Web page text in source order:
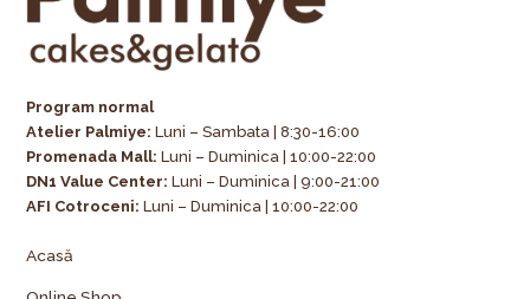
Program normal
Atelier Palmiye: Luni – Sambata | 8:30-16:00
Promenada Mall: Luni – Duminica | 10:00-22:00
DN1 Value Center: Luni – Duminica | 9:00-21:00
AFI Cotroceni: Luni – Duminica | 10:00-22:00
Acasă